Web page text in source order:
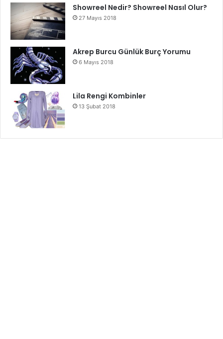
Showreel Nedir? Showreel Nasıl Olur?
27 Mayıs 2018
Akrep Burcu Günlük Burç Yorumu
6 Mayıs 2018
Lila Rengi Kombinler
13 Şubat 2018